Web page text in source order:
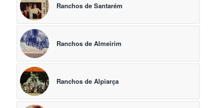
Ranchos de Santarém
Ranchos de Almeirim
Ranchos de Alpiarça